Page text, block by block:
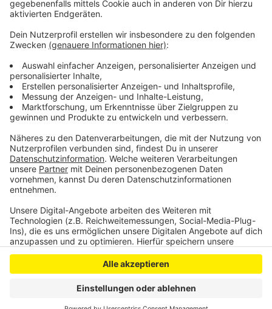
Anzeige
der Kinderklinik Sankt Augustin sicherzustellen,
außerdem das Darmkrebszentrum in Siegburg und die
Angebote in der Kinder- und Jugendpsychiatrie. Mehr
Zentralisierung und Spezialisierung dürfe nicht
bedeuten, den Standort Bonn überzuversorgen und im
Rhein-Sieg-Kreis Kahlschlag zu betreiben.
Anzeige